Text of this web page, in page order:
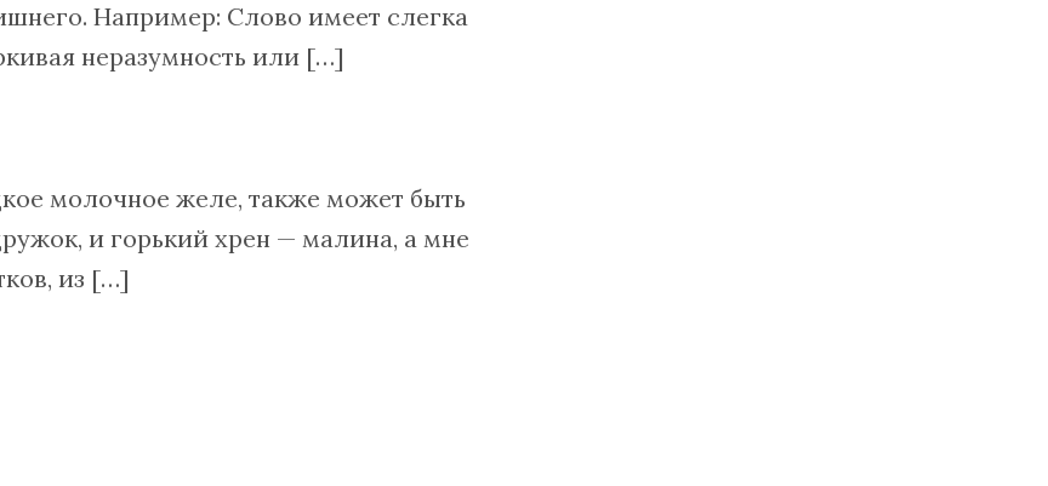
Например: Слово имеет слегка
неразумность или […]
молочное желе, также может быть
и горький хрен — малина, а мне
из […]